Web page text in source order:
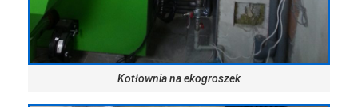
Kotłownia na ekogroszek